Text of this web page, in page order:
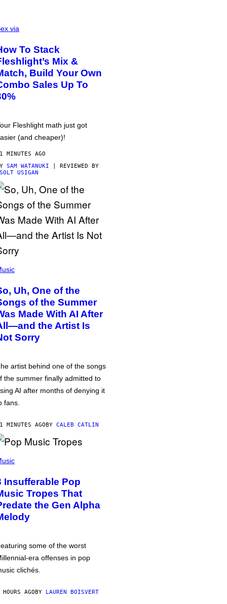
via
To Stack
Mix &
Build Your Own
Sales Up To
Fleshlight math just got
(and cheaper)!
MINUTES AGO
SAM WATANUKI | REVIEWED BY
USIGAN
Uh, One of the
of the Summer
Made With AI After
the Artist Is
Sorry
artist behind one of the songs
the summer finally admitted to
AI after months of denying it
fans.
MINUTES AGOBY CALEB CATLIN
Insufferable Pop
Tropes That
the Gen Alpha
some of the worst
era offenses in pop
clichés.
AGOBY LAUREN BOISVERT